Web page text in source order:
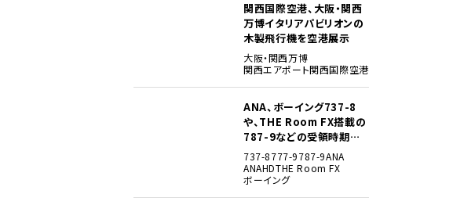
関西国際空港、大阪・関西
万博イタリアパビリオンの
木製飛行機を空港展示
大阪・関西万博
関西エアポート関西国際空港
ANA、ボーイング737-8
や、THE Room FX搭載の
787-9などの受領時期見
込みを明らかに
737-8777-9787-9ANA
ANAHDTHE Room FX
ボーイング